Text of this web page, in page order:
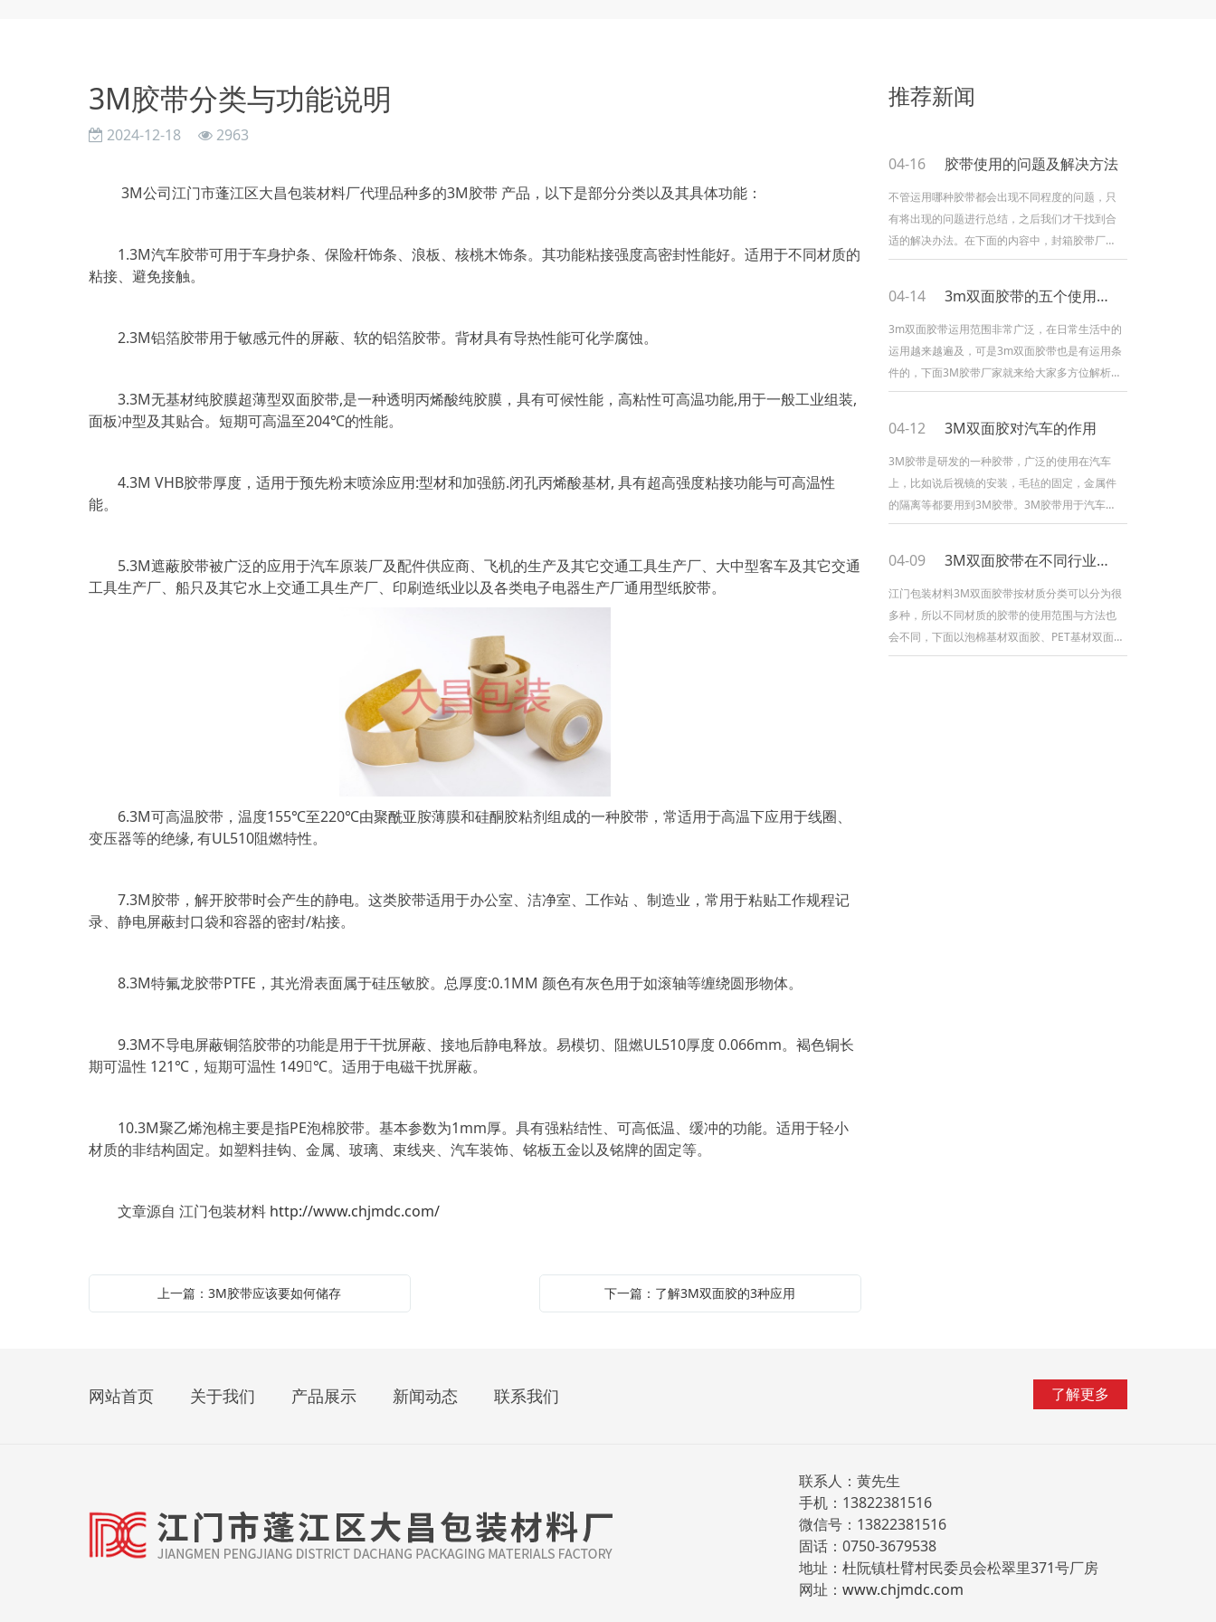
3M胶带分类与功能说明
2024-12-18 2963
3M公司江门市蓬江区大昌包装材料厂代理品种多的3M胶带 产品，以下是部分分类以及其具体功能：
1.3M汽车胶带可用于车身护条、保险杆饰条、浪板、核桃木饰条。其功能粘接强度高密封性能好。适用于不同材质的
粘接、避免接触。
2.3M铝箔胶带用于敏感元件的屏蔽、软的铝箔胶带。背材具有导热性能可化学腐蚀。
3.3M无基材纯胶膜超薄型双面胶带,是一种透明丙烯酸纯胶膜，具有可候性能，高粘性可高温功能,用于一般工业组装,
面板冲型及其贴合。短期可高温至204℃的性能。
4.3M VHB胶带厚度，适用于预先粉末喷涂应用:型材和加强筋.闭孔丙烯酸基材, 具有超高强度粘接功能与可高温性
能。
5.3M遮蔽胶带被广泛的应用于汽车原装厂及配件供应商、飞机的生产及其它交通工具生产厂、大中型客车及其它交通
工具生产厂、船只及其它水上交通工具生产厂、印刷造纸业以及各类电子电器生产厂通用型纸胶带。
6.3M可高温胶带，温度155℃至220℃由聚酰亚胺薄膜和硅酮胶粘剂组成的一种胶带，常适用于高温下应用于线圈、
变压器等的绝缘, 有UL510阻燃特性。
7.3M胶带，解开胶带时会产生的静电。这类胶带适用于办公室、洁净室、工作站 、制造业，常用于粘贴工作规程记
录、静电屏蔽封口袋和容器的密封/粘接。
8.3M特氟龙胶带PTFE，其光滑表面属于硅压敏胶。总厚度:0.1MM 颜色有灰色用于如滚轴等缠绕圆形物体。
9.3M不导电屏蔽铜箔胶带的功能是用于干扰屏蔽、接地后静电释放。易模切、阻燃UL510厚度 0.066mm。褐色铜长
期可温性 121℃，短期可温性 149℃。适用于电磁干扰屏蔽。
10.3M聚乙烯泡棉主要是指PE泡棉胶带。基本参数为1mm厚。具有强粘结性、可高低温、缓冲的功能。适用于轻小
材质的非结构固定。如塑料挂钩、金属、玻璃、束线夹、汽车装饰、铭板五金以及铭牌的固定等。
文章源自 江门包装材料 http://www.chjmdc.com/
上一篇：3M胶带应该要如何储存 下一篇：了解3M双面胶的3种应用
推荐新闻
04-16 胶带使用的问题及解决方法
不管运用哪种胶带都会出现不同程度的问题，只
有将出现的问题进行总结，之后我们才干找到合
适的解决办法。在下面的内容中，封箱胶带厂就
来介绍几个运用中的问题及解决方法。胶带起翘
一些粘性较强的胶带。2.有时候会出现贴标机压
轮压力不行，解决办法和一条相同即可。3.标签
面材的问题，我们应该选择标签面材时考虑贴标
物体是平面仍是曲面，是大直径仍是小直径，是
04-14 3m双面胶带的五个使用条件
3m双面胶带运用范围非常广泛，在日常生活中的
运用越来越遍及，可是3m双面胶带也是有运用条
件的，下面3M胶带厂家就来给大家多方位解析
3m双面胶带的运用条件。1、首先对粘着外表需
1：1IPA(异丙醇)与水的混合液进行外表擦试清洁
后,等到其外表枯燥。2、待清洁溶剂枯燥后，将
胶带贴合于粘着外表，以滚筒或其他方法施以约
15PSI(1.05公斤/平方厘米)
04-12 3M双面胶对汽车的作用
3M胶带是研发的一种胶带，广泛的使用在汽车
上，比如说后视镜的安装，毛毡的固定，金属件
的隔离等都要用到3M胶带。3M胶带用于汽车上
可以起到降低噪音、减少振幅的作用。3M双面胶
散。3M胶能够承受的压力大,耐水性、耐化学性
能特强。3M胶带在粘贴时要求被粘贴的表面要平
滑，不能有锈迹或者水迹，因此需要对粘贴表面
进行必要的处理。1.粘贴表面有水迹的处理
04-09 3M双面胶带在不同行业的应用
江门包装材料3M双面胶带按材质分类可以分为很
多种，所以不同材质的胶带的使用范围与方法也
会不同，下面以泡棉基材双面胶、PET基材双面
胶、无基材双面胶、无纺布基材双面胶以及热熔
网站首页 关于我们 产品展示 新闻动态 联系我们 了解更多
联系人：黄先生
手机：13822381516
微信号：13822381516
固话：0750-3679538
地址：杜阮镇杜臂村民委员会松翠里371号厂房
网址：www.chjmdc.com